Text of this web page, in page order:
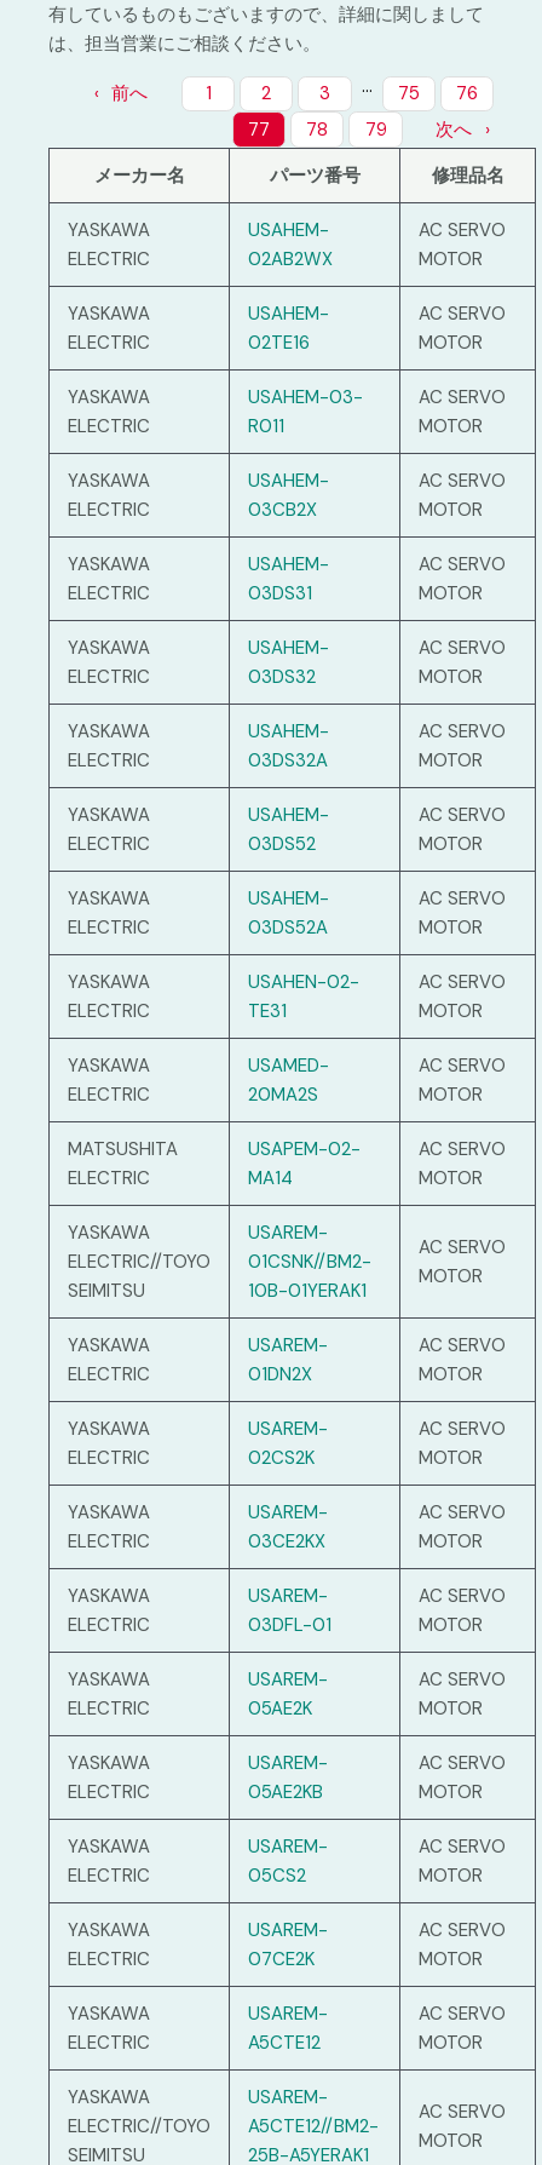
有しているものもございますので、詳細に関しまして
は、担当営業にご相談ください。
前へ 1 2 3 … 75
76
77
78 79
次へ
メーカー名
パーツ番号 修理品名
YASKAWA
ELECTRIC
USAHEM-
02AB2WX
AC SERVO
MOTOR
YASKAWA
ELECTRIC
USAHEM-
02TE16
AC SERVO
MOTOR
YASKAWA
ELECTRIC
USAHEM-03-
R011
AC SERVO
MOTOR
YASKAWA
ELECTRIC
USAHEM-
03CB2X
AC SERVO
MOTOR
YASKAWA
ELECTRIC
USAHEM-
03DS31
AC SERVO
MOTOR
YASKAWA
ELECTRIC
USAHEM-
03DS32
AC SERVO
MOTOR
YASKAWA
ELECTRIC
USAHEM-
03DS32A
AC SERVO
MOTOR
YASKAWA
ELECTRIC
USAHEM-
03DS52
AC SERVO
MOTOR
YASKAWA
ELECTRIC
USAHEM-
03DS52A
AC SERVO
MOTOR
YASKAWA
ELECTRIC
USAHEN-02-
TE31
AC SERVO
MOTOR
YASKAWA
ELECTRIC
USAMED-
20MA2S
AC SERVO
MOTOR
MATSUSHITA
ELECTRIC
USAPEM-02-
MA14
AC SERVO
MOTOR
YASKAWA
ELECTRIC//TOYO
SEIMITSU
USAREM-
01CSNK//BM2-
10B-01YERAK1
AC SERVO
MOTOR
YASKAWA
ELECTRIC
USAREM-
01DN2X
AC SERVO
MOTOR
YASKAWA
ELECTRIC
USAREM-
02CS2K
AC SERVO
MOTOR
YASKAWA
ELECTRIC
USAREM-
03CE2KX
AC SERVO
MOTOR
YASKAWA
ELECTRIC
USAREM-
03DFL-01
AC SERVO
MOTOR
YASKAWA
ELECTRIC
USAREM-
05AE2K
AC SERVO
MOTOR
YASKAWA
ELECTRIC
USAREM-
05AE2KB
AC SERVO
MOTOR
YASKAWA
ELECTRIC
USAREM-
05CS2
AC SERVO
MOTOR
YASKAWA
ELECTRIC
USAREM-
07CE2K
AC SERVO
MOTOR
YASKAWA
ELECTRIC
USAREM-
A5CTE12
AC SERVO
MOTOR
YASKAWA
ELECTRIC//TOYO
SEIMITSU
USAREM-
A5CTE12//BM2-
25B-A5YERAK1
AC SERVO
MOTOR